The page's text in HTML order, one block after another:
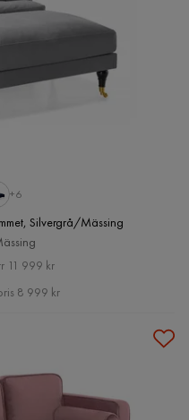
+6
Silvergrå/Mässing
11 999 kr
8 999 kr